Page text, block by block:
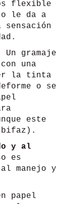
flexible
le da a
Un gramaje
una
la tinta
o se
este
bifaz).
y al
es
manejo y
papel